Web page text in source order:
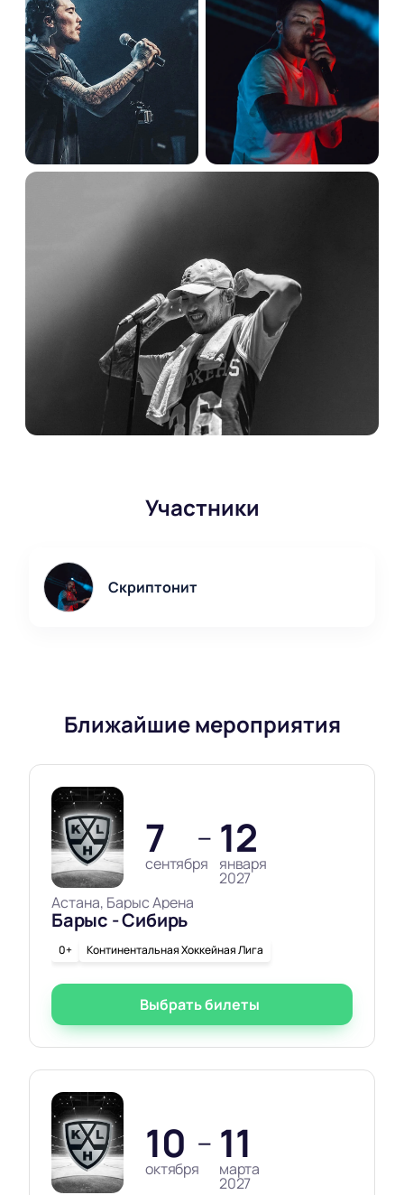
нашем сайте доступна продажу билетов в
танцевальный партер, на трибуны и в VIP-зоны.
Узнать актуальные цены в любых секторах можно
онлайн.
Билеты на Скриптонита в Алматы:
выбор мест и бронь онлайн
Воспользуйтесь нашим сайтом для
для заказа и перейдите к оплаты онлайн. Доставка
электронных билетов осуществляется на вашу
почту мгновенно после подтверждения платежа.
Мы гарантируем подлинность всех
пригласительных и помогаем с вопросами
Участники
Скриптонит
Ближайшие мероприятия
7
сентября
— 12
января
2027
Астана, Барыс Арена
Барыс - Сибирь
0+ Континентальная Хоккейная Лига
Выбрать билеты
10
октября
— 11
марта
2027